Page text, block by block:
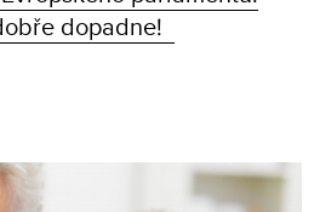
dopadne!